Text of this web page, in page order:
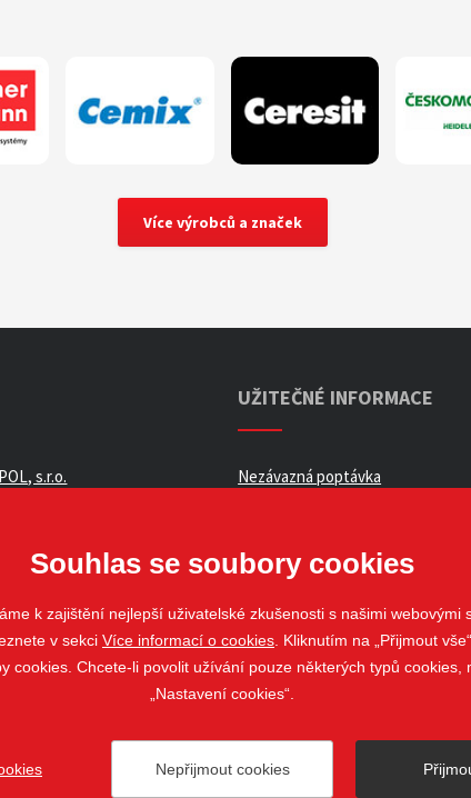
Více výrobců a značek
s.r.o.
UŽITEČNÉ INFORMACE
Nezávazná poptávka
web@stavospol.cz
Nastavení cookies
Souhlas se soubory cookies
k zajištění nejlepší uživatelské zkušenosti s našimi webovými
v sekci Více informací o cookies . Kliknutím na „Přijmout
cookies. Chcete-li povolit užívání pouze některých typů cookies,
„Nastavení cookies“.
Nepřijmout cookies